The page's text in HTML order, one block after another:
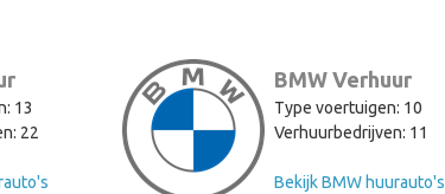
13
22
BMW Verhuur
Type voertuigen: 10
Verhuurbedrijven: 11
Bekijk BMW huurauto's